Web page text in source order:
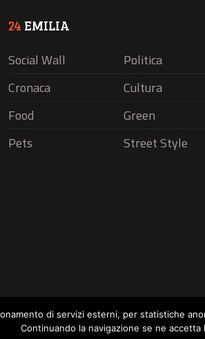
24 EMILIA
Social Wall
Politica
Cronaca
Cultura
Food
Green
Pets
Street Style
di servizi esterni, per statistiche
Continuando la navigazione se ne accetta